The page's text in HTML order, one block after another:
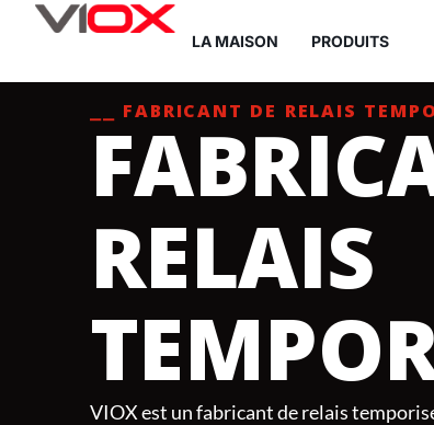
contenu
LA MAISON PRODUITS
⎯⎯ FABRICANT DE RELAIS
RELAIS
VIOX est un fabricant de relais